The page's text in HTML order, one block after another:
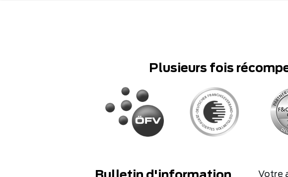
Plusieurs fois
Votre